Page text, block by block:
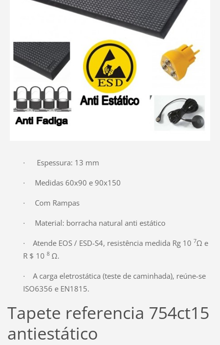
· Espessura: 13 mm
· Medidas 60x90 e 90x150
· Com Rampas
· Material: borracha natural anti estático
· Atende EOS / ESD-S4, resistência medida Rg 10 7Ω e
R $ 10 8Ω.
· A carga eletrostática (teste de caminhada), reúne-se
ISO6356 e EN1815.
Tapete referencia 754ct15
antiestático